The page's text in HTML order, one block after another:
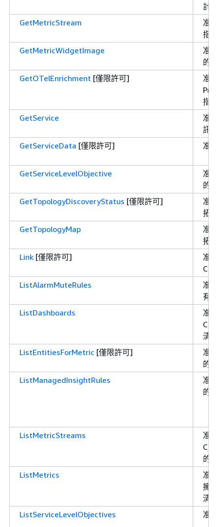
計
GetMetricStream
准
指
GetMetricWidgetImage
准
的
GetOTelEnrichment [僅限許可]
准
指
GetService
准
訊
GetServiceData [僅限許可] 准
GetServiceLevelObjective
准
的
GetTopologyDiscoveryStatus [僅限許可]
准
拓
GetTopologyMap
准
拓
Link [僅限許可]
准
ListAlarmMuteRules
准
有
ListDashboards
准
清單
ListEntitiesForMetric [僅限許可]
准
的
ListManagedInsightRules
准
的
ListMetricStreams
准
的
ListMetrics
准
擁
清單
ListServiceLevelObjectives
准